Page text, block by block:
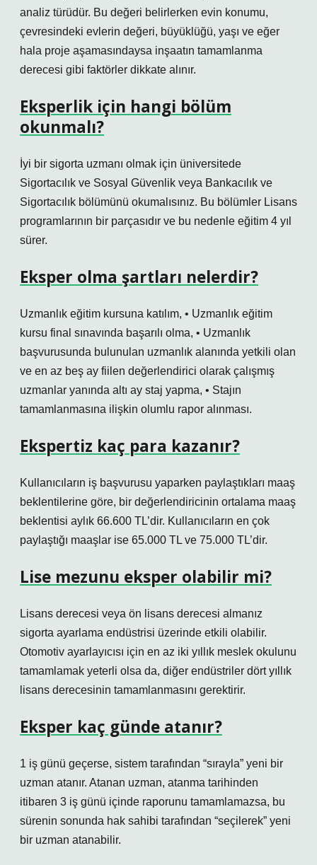
analiz türüdür. Bu değeri belirlerken evin konumu,
çevresindeki evlerin değeri, büyüklüğü, yaşı ve eğer
hala proje aşamasındaysa inşaatın tamamlanma
derecesi gibi faktörler dikkate alınır.
Eksperlik için hangi bölüm
okunmalı?
İyi bir sigorta uzmanı olmak için üniversitede
Sigortacılık ve Sosyal Güvenlik veya Bankacılık ve
Sigortacılık bölümünü okumalısınız. Bu bölümler Lisans
programlarının bir parçasıdır ve bu nedenle eğitim 4 yıl
sürer.
Eksper olma şartları nelerdir?
Uzmanlık eğitim kursuna katılım, • Uzmanlık eğitim
kursu final sınavında başarılı olma, • Uzmanlık
başvurusunda bulunulan uzmanlık alanında yetkili olan
ve en az beş ay fiilen değerlendirici olarak çalışmış
uzmanlar yanında altı ay staj yapma, • Stajın
tamamlanmasına ilişkin olumlu rapor alınması.
Ekspertiz kaç para kazanır?
Kullanıcıların iş başvurusu yaparken paylaştıkları maaş
beklentilerine göre, bir değerlendiricinin ortalama maaş
beklentisi aylık 66.600 TL’dir. Kullanıcıların en çok
paylaştığı maaşlar ise 65.000 TL ve 75.000 TL’dir.
Lise mezunu eksper olabilir mi?
Lisans derecesi veya ön lisans derecesi almanız
sigorta ayarlama endüstrisi üzerinde etkili olabilir.
Otomotiv ayarlayıcısı için en az iki yıllık meslek okulunu
tamamlamak yeterli olsa da, diğer endüstriler dört yıllık
lisans derecesinin tamamlanmasını gerektirir.
Eksper kaç günde atanır?
1 iş günü geçerse, sistem tarafından “sırayla” yeni bir
uzman atanır. Atanan uzman, atanma tarihinden
itibaren 3 iş günü içinde raporunu tamamlamazsa, bu
sürenin sonunda hak sahibi tarafından “seçilerek” yeni
bir uzman atanabilir.